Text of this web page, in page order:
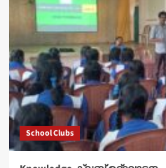
School Clubs